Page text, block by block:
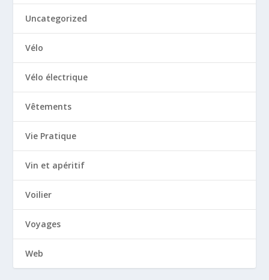
Uncategorized
Vélo
Vélo électrique
Vêtements
Vie Pratique
Vin et apéritif
Voilier
Voyages
Web